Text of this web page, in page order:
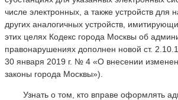
числе электронных, а также устройств для
других аналогичных устройств,
этих целях Кодекс города Москвы об
правонарушениях дополнен новой ст.
30 января 2019 г. № 4 «О внесении
законы города Москвы»).
Узнать о том, кто вправе оформлять